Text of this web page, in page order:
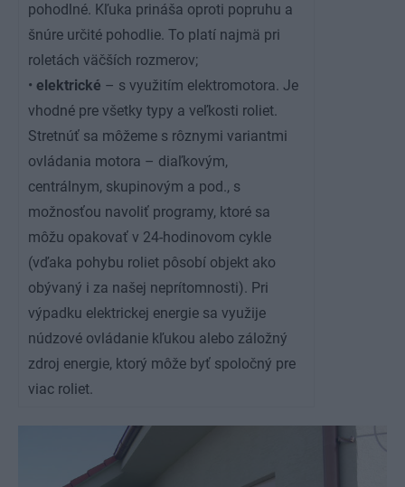
pohodlné. Kľuka prináša oproti popruhu a
šnúre určité pohodlie. To platí najmä pri
roletách väčších rozmerov;
• elektrické – s využitím elektromotora. Je
vhodné pre všetky typy a veľkosti roliet.
Stretnúť sa môžeme s rôznymi variantmi
ovládania motora – diaľkovým,
centrálnym, skupinovým a pod., s
možnosťou navoliť programy, ktoré sa
môžu opakovať v 24-hodinovom cykle
(vďaka pohybu roliet pôsobí objekt ako
obývaný i za našej neprítomnosti). Pri
výpadku elektrickej energie sa využije
núdzové ovládanie kľukou alebo záložný
zdroj energie, ktorý môže byť spoločný pre
viac roliet.